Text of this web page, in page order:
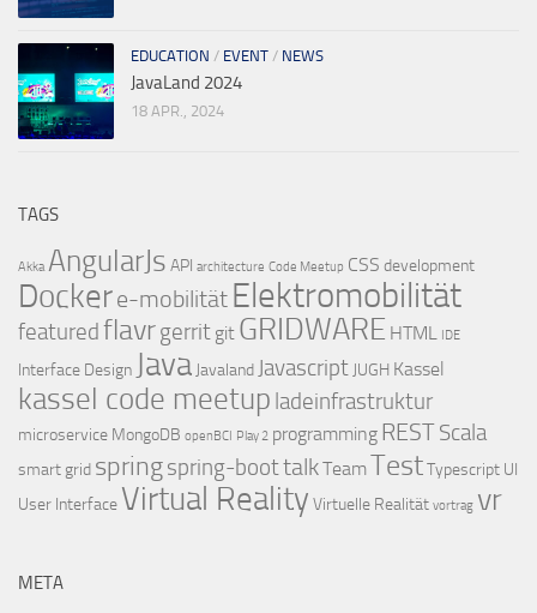
EDUCATION / EVENT / NEWS
JavaLand 2024
18 APR., 2024
TAGS
Akka AngularJs API architecture Code Meetup CSS development
Dockere-mobilität Elektromobilität
featured flavrgerrit git GRIDWARE HTML IDE
Interface Design Java Javaland Javascript JUGH Kassel
kassel code meetup ladeinfrastruktur
microservice MongoDB openBCI Play 2 programming RESTScala
smart grid springspring-boottalkTeamTestTypescript UI
User Interface Virtual Reality Virtuelle Realität vortrag vr
META